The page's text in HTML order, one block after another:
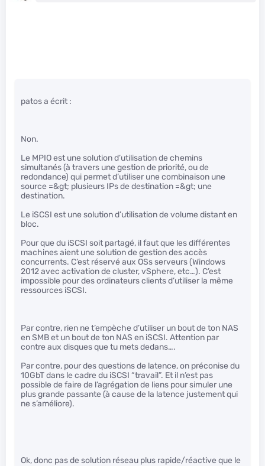
patos a écrit :
Non.
Le MPIO est une solution d’utilisation de chemins
simultanés (à travers une gestion de priorité, ou de
redondance) qui permet d’utiliser une combinaison une
source =&gt; plusieurs IPs de destination =&gt; une
destination.
Le iSCSI est une solution d’utilisation de volume distant en
bloc.
Pour que du iSCSI soit partagé, il faut que les différentes
machines aient une solution de gestion des accès
concurrents. C’est réservé aux OSs serveurs (Windows
2012 avec activation de cluster, vSphere, etc…). C’est
impossible pour des ordinateurs clients d’utiliser la même
ressources iSCSI.
Par contre, rien ne t’empèche d’utiliser un bout de ton NAS
en SMB et un bout de ton NAS en iSCSI. Attention par
contre aux disques que tu mets dedans….
Par contre, pour des questions de latence, on préconise du
10GbT dans le cadre du iSCSI “travail”. Et il n’est pas
possible de faire de l’agrégation de liens pour simuler une
plus grande passante (à cause de la latence justement qui
ne s’améliore).
Ok, donc pas de solution réseau plus rapide/réactive que le